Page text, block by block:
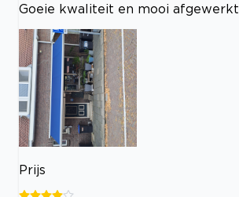
Goeie kwaliteit en mooi afgewerkt
Prijs